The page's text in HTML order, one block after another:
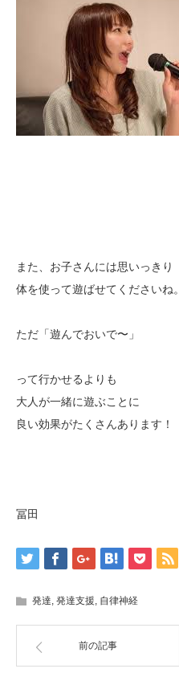
また、お子さんには思いっきり
体を使って遊ばせてくださいね。
ただ「遊んでおいで〜」
って行かせるよりも
大人が一緒に遊ぶことに
良い効果がたくさんあります！
冨田
発達, 発達支援, 自律神経
前の記事